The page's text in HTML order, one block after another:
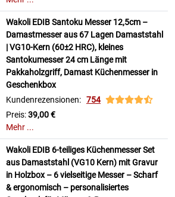
Wakoli EDIB Santoku Messer 12,5cm –
Damastmesser aus 67 Lagen Damaststahl
| VG10-Kern (60±2 HRC), kleines
Santokumesser 24 cm Länge mit
Pakkaholzgriff, Damast Küchenmesser in
Geschenkbox
Kundenrezensionen: 754
Preis:39,00 €
Mehr ...
Wakoli EDIB 6-teiliges Küchenmesser Set
aus Damaststahl (VG10 Kern) mit Gravur
in Holzbox – 6 vielseitige Messer – Scharf
& ergonomisch – personalisiertes